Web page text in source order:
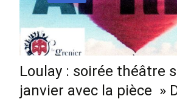
Loulay : soirée théâtre
janvier avec la pièce »